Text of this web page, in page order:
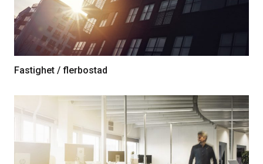
Fastighet / flerbostad